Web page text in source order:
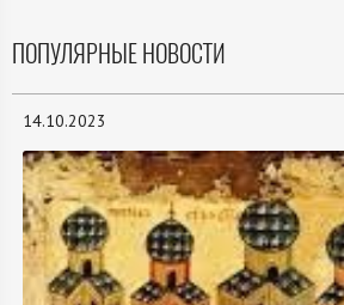
ПОПУЛЯРНЫЕ НОВОСТИ
14.10.2023